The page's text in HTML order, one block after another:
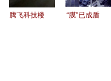
腾飞科技楼
“膜”已成盾